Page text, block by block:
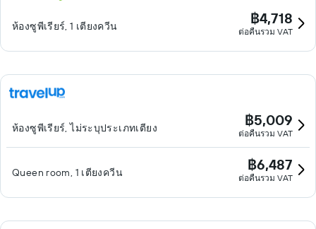
ห้องซูพีเรียร์, 1 เตียงควีน ฿4,718
ต่อคืนรวม VAT
ห้องซูพีเรียร์, ไม่ระบุประเภทเตียง ฿5,009
ต่อคืนรวม VAT
Queen room, 1 เตียงควีน ฿6,487
ต่อคืนรวม VAT